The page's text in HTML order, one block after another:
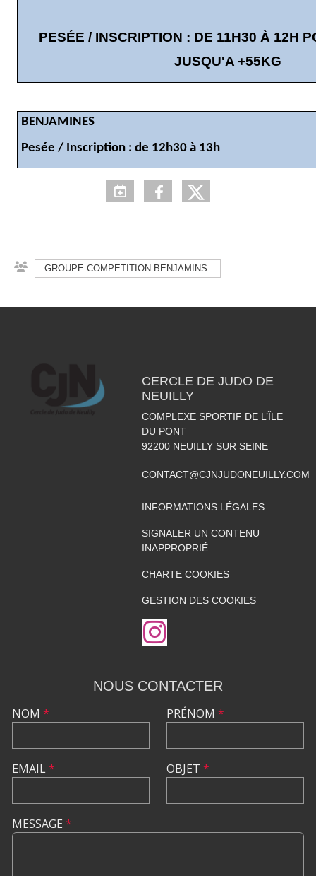
PESÉE / INSCRIPTION : DE 11H30 À 12H
JUSQU'A +55KG
BENJAMINES
Pesée / Inscription : de 12h30 à 13h
GROUPE COMPETITION BENJAMINS
CERCLE DE JUDO DE
NEUILLY
COMPLEXE SPORTIF DE L’ÎLE
DU PONT
92200 NEUILLY SUR SEINE
CONTACT@CJNJUDONEUILLY.COM
INFORMATIONS LÉGALES
SIGNALER UN CONTENU
INAPPROPRIÉ
CHARTE COOKIES
GESTION DES COOKIES
NOUS CONTACTER
NOM *
EMAIL*
PRÉNOM *
OBJET *
MESSAGE *